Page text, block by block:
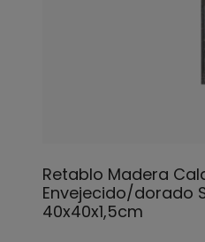
Retablo Madera
Envejecido/dorado
40x40x1,5cm